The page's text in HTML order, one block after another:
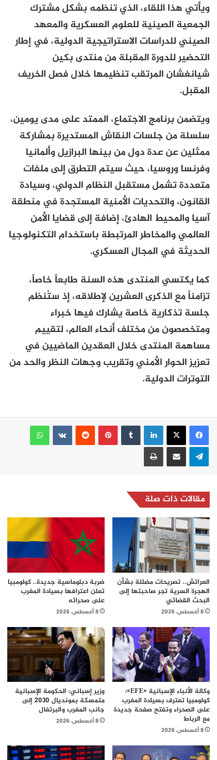
ويأتي هذا اللقاء، الذي تنظمه بشكل مشترك
الجمعية الصينية للعلوم العسكرية والمعهد
الصيني للدراسات الاستراتيجية الدولية، في إطار
التحضير للدورة المقبلة من منتدى بكين
شيانغشان المرتقب تنظيمها خلال فصل الخريف
المقبل.
ويتضمن برنامج الاجتماع، الممتد على مدى يومين،
سلسلة من جلسات النقاش المستديرة بمشاركة
ممثلين عن عدة دول من بينها البرازيل وألمانيا
وفرنسا وروسيا، حيث سيتم التطرق إلى ملفات
متعددة تشمل مستقبل النظام الدولي، وسيادة
القانون، والتحديات الأمنية المستجدة في منطقة
آسيا والمحيط الهادئ، إضافة إلى قضايا الأمن
العالمي والمخاطر المرتبطة باستخدام التكنولوجيا
الحديثة في المجال العسكري.
كما يكتسي المنتدى هذه السنة طابعاً خاصاً،
تزامناً مع الذكرى العشرين لإطلاقه، إذ ستُنظم
جلسة تذكارية خاصة يشارك فيها خبراء
ومتخصصون من مختلف أنحاء العالم، لتقييم
مساهمة المنتدى خلال العقدين الماضيين في
تعزيز الحوار الأمني وتقريب وجهات النظر والحد من
التوترات الدولية.
لينكدإن بينتيريست
واتساب
تيلقرام مشاركة عبر البريد طباعة
مقالات ذات صلة
العرائش.. تصريحات مضللة بشأن
الهجرة السرية تجر صاحبتها إلى
البحث القضائي
8 أغسطس، 2026
ضربة دبلوماسية جديدة.. كولومبيا
تعلن اعترافها بسيادة المغرب
على صحرائه
8 أغسطس، 2026
وكالة الأنباء الإسبانية «EFE»:
كولومبيا تعترف بسيادة المغرب
على الصحراء وتفتح صفحة جديدة
مع الرباط
8 أغسطس، 2026
وزير إسباني: الحكومة الإسبانية
متمسكة بمونديال 2030 إلى
جانب المغرب والبرتغال
8 أغسطس، 2026